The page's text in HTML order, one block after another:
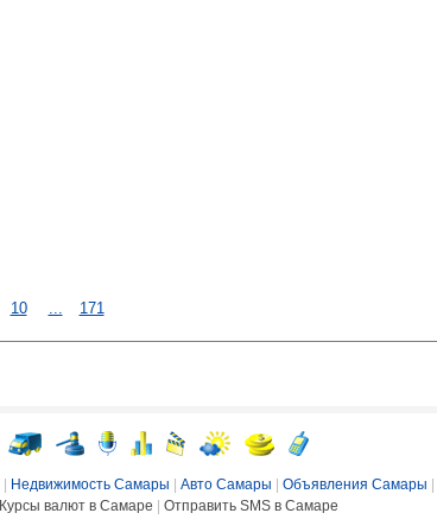
10 ... 171
Недвижимость Самары Авто Самары Объявления Самары
Курсы валют в Самаре Отправить SMS в Самаре